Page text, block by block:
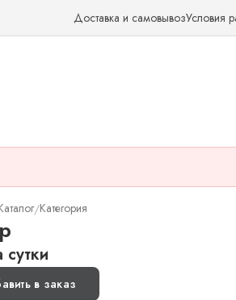
Доставка и самовывозУсловия
/Категория
сутки
в заказ